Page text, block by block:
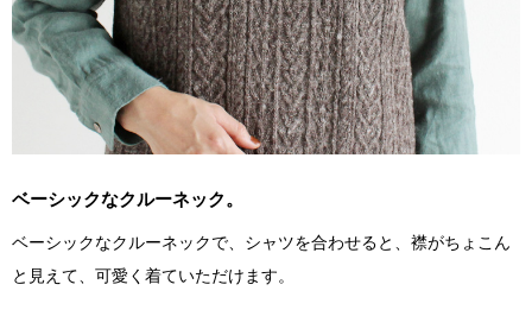
ベーシックなクルーネック。
ベーシックなクルーネックで、シャツを合わせると、襟がちょこん
と見えて、可愛く着ていただけます。